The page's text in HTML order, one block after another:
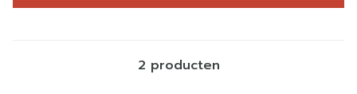
2 producten